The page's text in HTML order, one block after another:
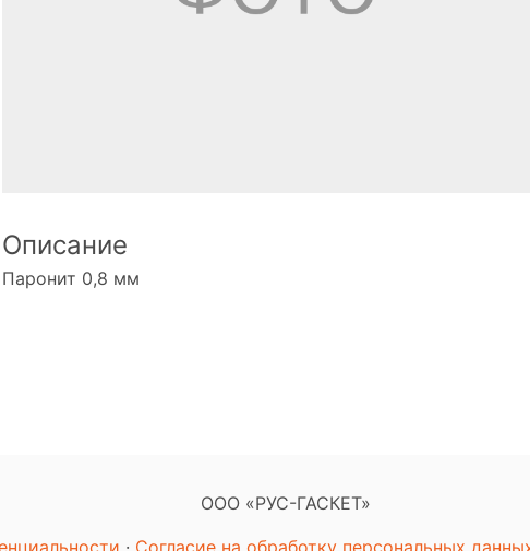
Описание
Паронит 0,8 мм
ООО «РУС-ГАСКЕТ»
· Согласие на обработку персональных